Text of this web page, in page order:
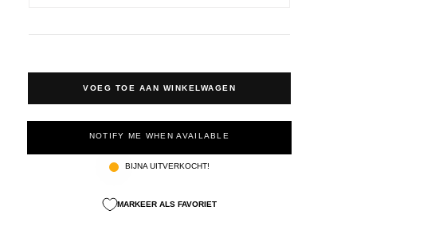
VOEG TOE AAN WINKELWAGEN
NOTIFY ME WHEN AVAILABLE
BIJNA UITVERKOCHT!
MARKEER ALS FAVORIET